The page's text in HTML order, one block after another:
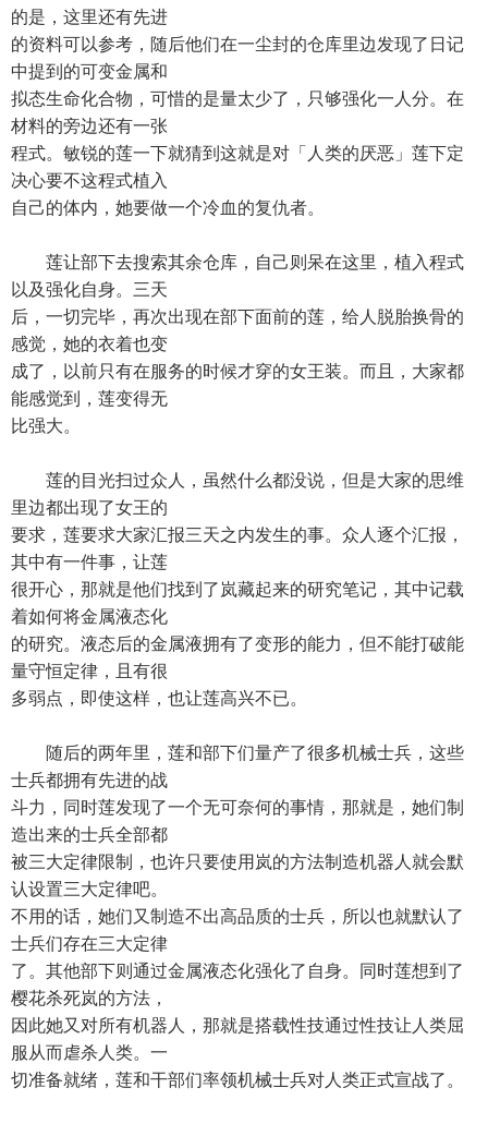
的是，这里还有先进
的资料可以参考，随后他们在一尘封的仓库里边发现了日记
中提到的可变金属和
拟态生命化合物，可惜的是量太少了，只够强化一人分。在
材料的旁边还有一张
程式。敏锐的莲一下就猜到这就是对「人类的厌恶」莲下定
决心要不这程式植入
自己的体内，她要做一个冷血的复仇者。
莲让部下去搜索其余仓库，自己则呆在这里，植入程式
以及强化自身。三天
后，一切完毕，再次出现在部下面前的莲，给人脱胎换骨的
感觉，她的衣着也变
成了，以前只有在服务的时候才穿的女王装。而且，大家都
能感觉到，莲变得无
比强大。
莲的目光扫过众人，虽然什么都没说，但是大家的思维
里边都出现了女王的
要求，莲要求大家汇报三天之内发生的事。众人逐个汇报，
其中有一件事，让莲
很开心，那就是他们找到了岚藏起来的研究笔记，其中记载
着如何将金属液态化
的研究。液态后的金属液拥有了变形的能力，但不能打破能
量守恒定律，且有很
多弱点，即使这样，也让莲高兴不已。
随后的两年里，莲和部下们量产了很多机械士兵，这些
士兵都拥有先进的战
斗力，同时莲发现了一个无可奈何的事情，那就是，她们制
造出来的士兵全部都
被三大定律限制，也许只要使用岚的方法制造机器人就会默
认设置三大定律吧。
不用的话，她们又制造不出高品质的士兵，所以也就默认了
士兵们存在三大定律
了。其他部下则通过金属液态化强化了自身。同时莲想到了
樱花杀死岚的方法，
因此她又对所有机器人，那就是搭载性技通过性技让人类屈
服从而虐杀人类。一
切准备就绪，莲和干部们率领机械士兵对人类正式宣战了。